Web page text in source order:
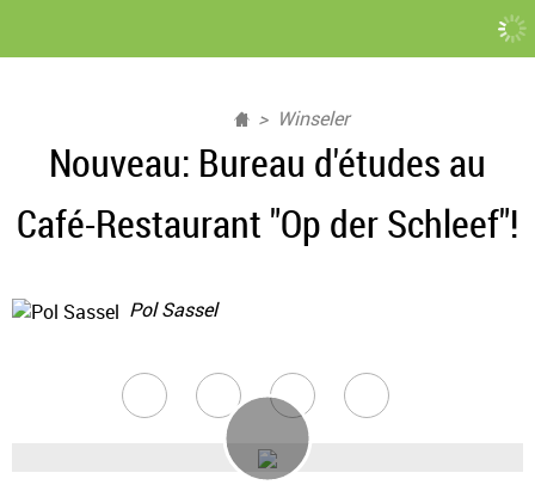
Winseler
Nouveau: Bureau d'études au
Café-Restaurant "Op der Schleef"!
Pol Sassel